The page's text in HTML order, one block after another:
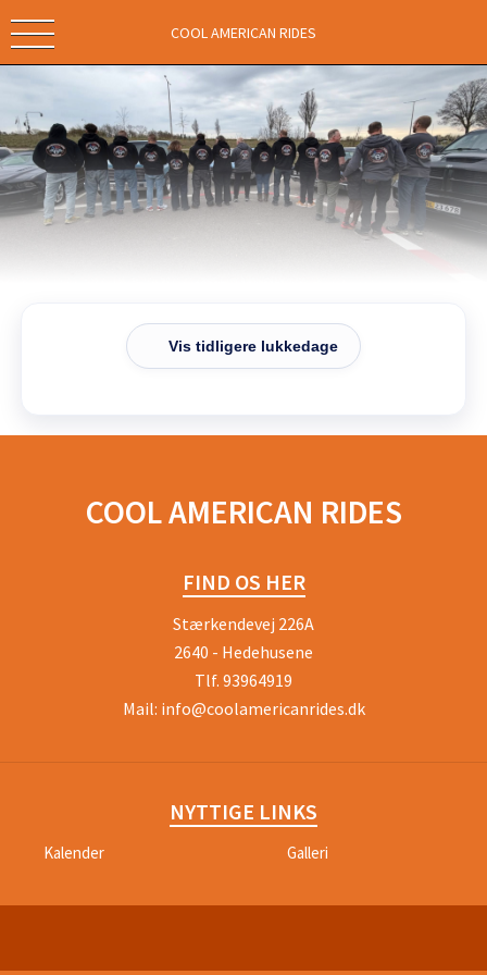
COOL AMERICAN RIDES
Vis tidligere lukkedage
COOL AMERICAN RIDES
FIND OS HER
Stærkendevej 226A
2640 - Hedehusene
Tlf. 93964919
Mail: info@coolamericanrides.dk
NYTTIGE LINKS
Kalender Galleri